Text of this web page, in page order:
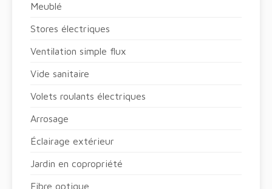
Meublé
Stores électriques
Ventilation simple flux
Vide sanitaire
Volets roulants électriques
Arrosage
Éclairage extérieur
Jardin en copropriété
Fibre optique